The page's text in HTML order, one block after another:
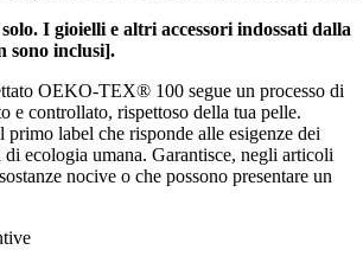
I gioielli e altri accessori indossati dalla
sono inclusi].
OEKO-TEX® 100 segue un processo di
e controllato, rispettoso della tua pelle.
label che risponde alle esigenze dei
ecologia umana. Garantisce, negli articoli
nocive o che possono presentare un